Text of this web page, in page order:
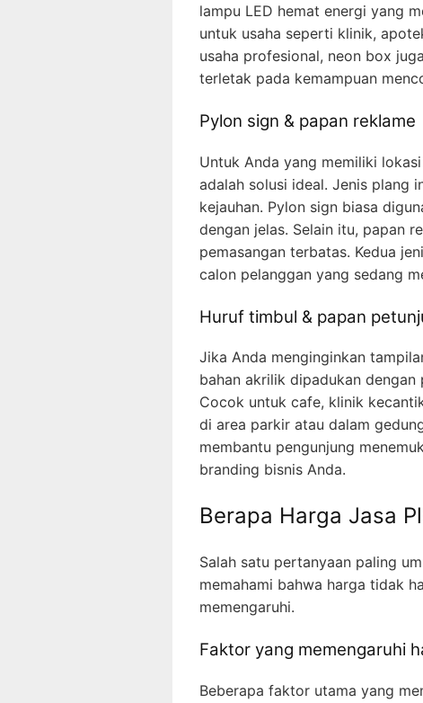
lampu LED hemat energi yang
untuk usaha seperti klinik,
usaha profesional, neon box
terletak pada kemampuan
Pylon sign & papan reklame
Untuk Anda yang memiliki
adalah solusi ideal. Jenis plang
kejauhan. Pylon sign biasa
dengan jelas. Selain itu, papan
pemasangan terbatas. Kedua
calon pelanggan yang sedang
Huruf timbul & papan
Jika Anda menginginkan
bahan akrilik dipadukan
Cocok untuk cafe, klinik
di area parkir atau dalam
membantu pengunjung
branding bisnis Anda.
Berapa Harga Jasa
Salah satu pertanyaan paling
memahami bahwa harga tidak
memengaruhi.
Faktor yang memengaruhi
Beberapa faktor utama yang